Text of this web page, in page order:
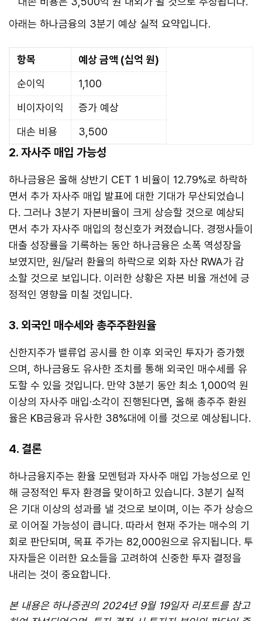
아래는 하나금융의 3분기 예상 실적 요약입니다.
항목
예상 금액 (십억 원)
순이익
1,100
비이자이익
증가 예상
대손 비용
3,500
2. 자사주 매입 가능성
하나금융은 올해 상반기 CET 1 비율이 12.79%로 하락하
면서 추가 자사주 매입 발표에 대한 기대가 무산되었습니
다. 그러나 3분기 자본비율이 크게 상승할 것으로 예상되
면서 추가 자사주 매입의 청신호가 켜졌습니다. 경쟁사들이
대출 성장률을 기록하는 동안 하나금융은 소폭 역성장을
보였지만, 원/달러 환율의 하락으로 외화 자산 RWA가 감
소할 것으로 보입니다. 이러한 상황은 자본 비율 개선에 긍
정적인 영향을 미칠 것입니다.
3. 외국인 매수세와 총주주환원율
신한지주가 밸류업 공시를 한 이후 외국인 투자가 증가했
으며, 하나금융도 유사한 조치를 통해 외국인 매수세를 유
도할 수 있을 것입니다. 만약 3분기 동안 최소 1,000억 원
이상의 자사주 매입·소각이 진행된다면, 올해 총주주 환원
율은 KB금융과 유사한 38%대에 이를 것으로 예상됩니다.
4. 결론
하나금융지주는 환율 모멘텀과 자사주 매입 가능성으로 인
해 긍정적인 투자 환경을 맞이하고 있습니다. 3분기 실적
은 기대 이상의 성과를 낼 것으로 보이며, 이는 주가 상승으
로 이어질 가능성이 큽니다. 따라서 현재 주가는 매수의 기
회로 판단되며, 목표 주가는 82,000원으로 유지됩니다. 투
자자들은 이러한 요소들을 고려하여 신중한 투자 결정을
내리는 것이 중요합니다.
본 내용은 하나증권의 2024년 9월 19일자 리포트를 참고